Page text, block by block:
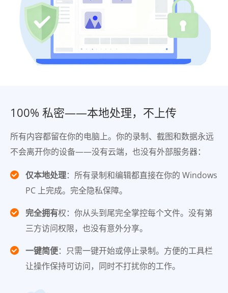
100% 私密——本地处理，不上传
所有内容都留在你的电脑上。你的录制、截图和数据永远
不会离开你的设备——没有云端，也没有外部服务器：
仅本地处理：所有录制和编辑都直接在你的 Windows
PC 上完成。完全隐私保障。
完全拥有权：你从头到尾完全掌控每个文件。没有第
三方访问权限，也没有意外分享。
一键简便：只需一键开始或停止录制。方便的工具栏
让操作保持可访问，同时不打扰你的工作。